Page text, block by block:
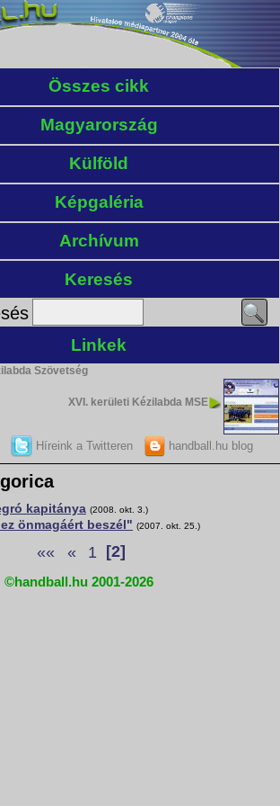
Összes cikk
Magyarország
Külföld
Képgaléria
Archívum
Keresés
Linkek
Szövetség
XVI. kerületi Kézilabda MSE
Híreink a Twitteren handball.hu blog
kapitánya (2008. okt. 3.)
önmagáért beszél" (2007. okt. 25.)
«« « 1 [2]
©handball.hu 2001-2026